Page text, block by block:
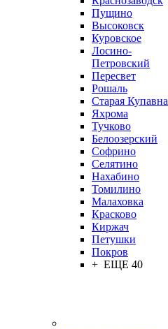
Пущино
Высоковск
Куровское
Лосино-
Петровский
Пересвет
Рошаль
Старая Купавна
Яхрома
Тучково
Белоозерский
Софрино
Селятино
Нахабино
Томилино
Малаховка
Красково
Киржач
Петушки
Покров
+ ЕЩЕ 40